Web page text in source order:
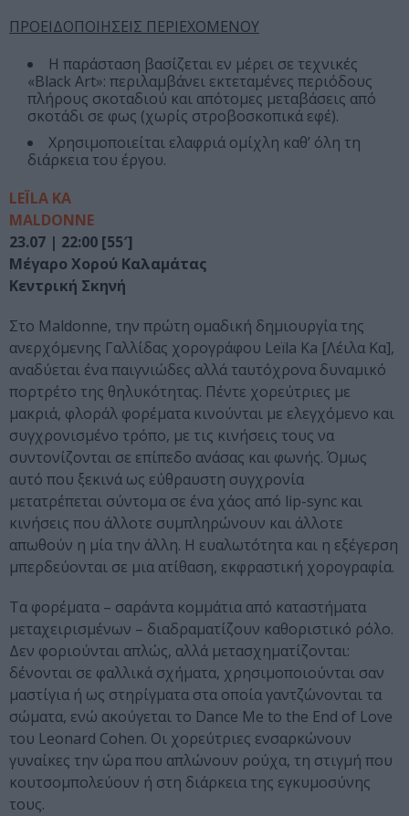
ΠΡΟΕΙΔΟΠΟΙΗΣΕΙΣ ΠΕΡΙΕΧΟΜΕΝΟΥ
Η παράσταση βασίζεται εν μέρει σε τεχνικές
«Black Art»: περιλαμβάνει εκτεταμένες περιόδους
πλήρους σκοταδιού και απότομες μεταβάσεις από
σκοτάδι σε φως (χωρίς στροβοσκοπικά εφέ).
Χρησιμοποιείται ελαφριά ομίχλη καθ’ όλη τη
διάρκεια του έργου.
LEÏLA KA
MALDONNE
23.07 | 22:00 [55′]
Μέγαρο Χορού Καλαμάτας
Κεντρική Σκηνή
Στο Maldonne, την πρώτη ομαδική δημιουργία της
ανερχόμενης Γαλλίδας χορογράφου Leïla Ka [Λέιλα Κα],
αναδύεται ένα παιγνιώδες αλλά ταυτόχρονα δυναμικό
πορτρέτο της θηλυκότητας. Πέντε χορεύτριες με
μακριά, φλοράλ φορέματα κινούνται με ελεγχόμενο και
συγχρονισμένο τρόπο, με τις κινήσεις τους να
συντονίζονται σε επίπεδο ανάσας και φωνής. Όμως
αυτό που ξεκινά ως εύθραυστη συγχρονία
μετατρέπεται σύντομα σε ένα χάος από lip-sync και
κινήσεις που άλλοτε συμπληρώνουν και άλλοτε
απωθούν η μία την άλλη. Η ευαλωτότητα και η εξέγερση
μπερδεύονται σε μια ατίθαση, εκφραστική χορογραφία.
Τα φορέματα – σαράντα κομμάτια από καταστήματα
μεταχειρισμένων – διαδραματίζουν καθοριστικό ρόλο.
Δεν φοριούνται απλώς, αλλά μετασχηματίζονται:
δένονται σε φαλλικά σχήματα, χρησιμοποιούνται σαν
μαστίγια ή ως στηρίγματα στα οποία γαντζώνονται τα
σώματα, ενώ ακούγεται το Dance Me to the End of Love
του Leonard Cohen. Οι χορεύτριες ενσαρκώνουν
γυναίκες την ώρα που απλώνουν ρούχα, τη στιγμή που
κουτσομπολεύουν ή στη διάρκεια της εγκυμοσύνης
τους.